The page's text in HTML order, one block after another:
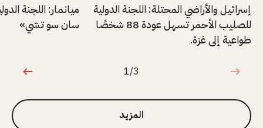
إسرائيل والأراضي المحتلة: اللجنة الدولية
للصليب الأحمر تسهل عودة 88 شخصًا
طواعية إلى غزة.
ميانمار: اللجنة
سان سو تشي»
1 من 3
1/3
المزيد